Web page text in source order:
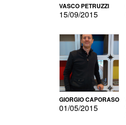
VASCO PETRUZZI
15/09/2015
GIORGIO CAPORASO
01/05/2015